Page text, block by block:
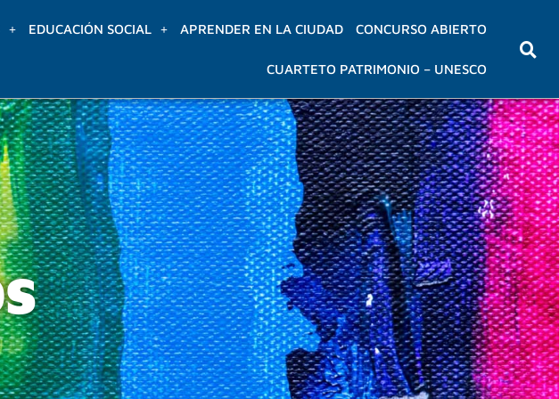
EDUCACIÓN SOCIAL APRENDER EN LA CIUDAD CONCURSO ABIERTO
CUARTETO PATRIMONIO – UNESCO